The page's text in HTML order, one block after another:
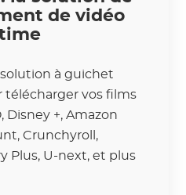
de vidéo
à guichet
vos films
Disney +, Amazon
Crunchyroll,
Plus, U-next, et plus